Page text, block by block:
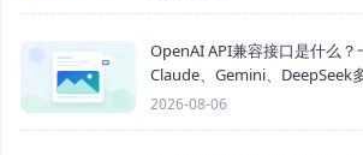
OpenAI API兼容接口是什么？
Claude、Gemini、DeepSeek
2026-08-06